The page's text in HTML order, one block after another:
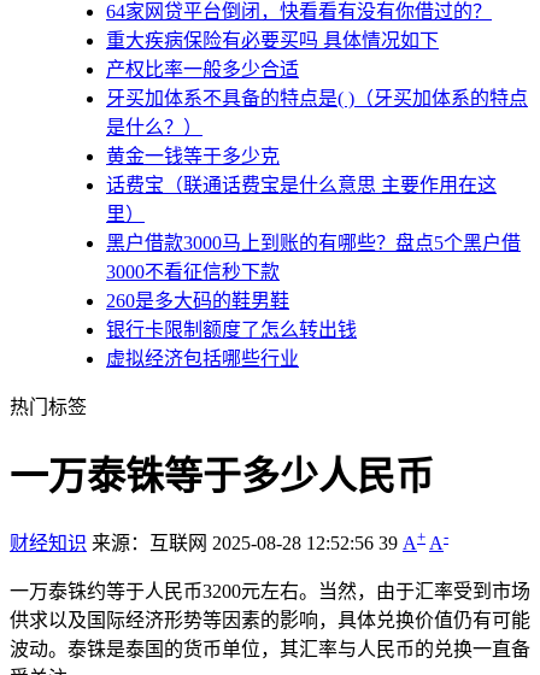
64家网贷平台倒闭，快看看有没有你借过的？
重大疾病保险有必要买吗 具体情况如下
产权比率一般多少合适
牙买加体系不具备的特点是( )（牙买加体系的特点
是什么？）
黄金一钱等于多少克
话费宝（联通话费宝是什么意思 主要作用在这
里）
黑户借款3000马上到账的有哪些？盘点5个黑户借
3000不看征信秒下款
260是多大码的鞋男鞋
银行卡限制额度了怎么转出钱
虚拟经济包括哪些行业
热门标签
一万泰铢等于多少人民币
财经知识 来源：互联网 2025-08-28 12:52:56 39 A+ A-
一万泰铢约等于人民币3200元左右。当然，由于汇率受到市场
供求以及国际经济形势等因素的影响，具体兑换价值仍有可能
波动。泰铢是泰国的货币单位，其汇率与人民币的兑换一直备